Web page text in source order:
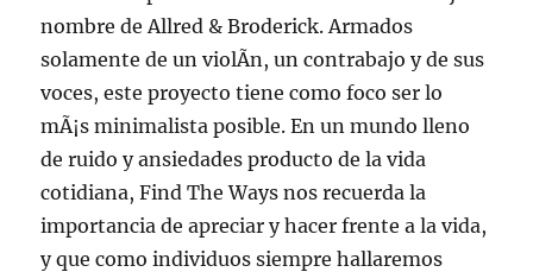
nombre de Allred & Broderick. Armados
solamente de un violÃ­n, un contrabajo y de sus
voces, este proyecto tiene como foco ser lo
mÃ¡s minimalista posible. En un mundo lleno
de ruido y ansiedades producto de la vida
cotidiana, Find The Ways nos recuerda la
importancia de apreciar y hacer frente a la vida,
y que como individuos siempre hallaremos